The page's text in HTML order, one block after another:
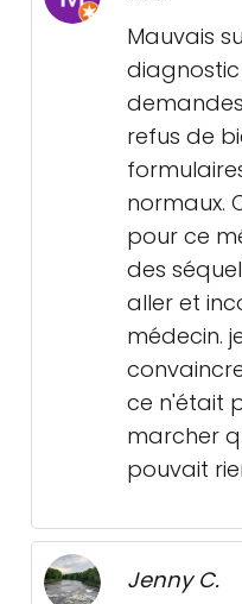
Mauvais
refus de
normaux.
pour ce
des
aller et
médecin.
ce n'était
marcher
pouvait
Jenny C.